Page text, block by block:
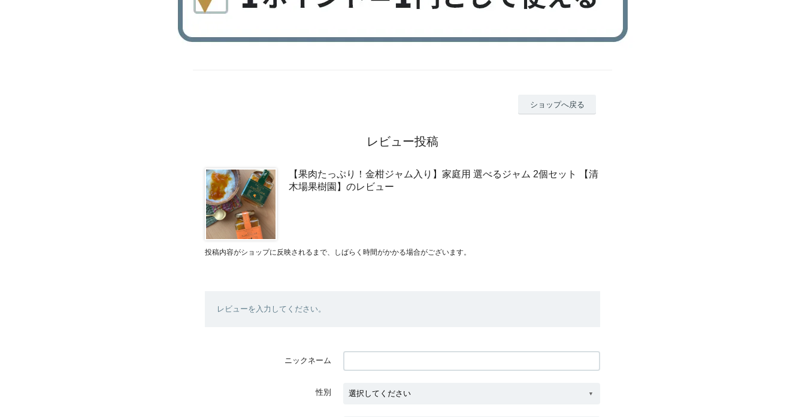
ショップへ戻る
レビュー投稿
【果肉たっぷり！金柑ジャム入り】家庭用 選べるジャム 2個セット 【清
木場果樹園】のレビュー
投稿内容がショップに反映されるまで、しばらく時間がかかる場合がございます。
レビューを入力してください。
ニックネーム
性別